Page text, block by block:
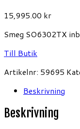
15,995.00 kr
Smeg SO6302TX
Till Butik
Artikelnr: 59695
Beskrivning
Beskrivning